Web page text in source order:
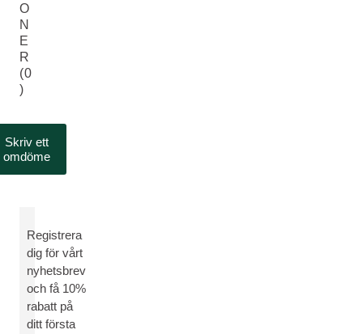
O
N
E
R
(0
)
Skriv ett
omdöme
Registrera
dig för vårt
nyhetsbrev
och få 10%
rabatt på
ditt första